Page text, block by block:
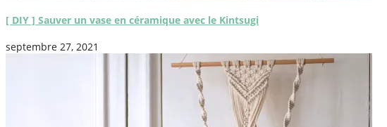
[ DIY ] Sauver un vase en céramique avec le Kintsugi
septembre 27, 2021